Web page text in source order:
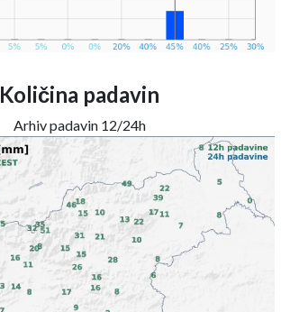
Količina padavin
Arhiv padavin 12/24h